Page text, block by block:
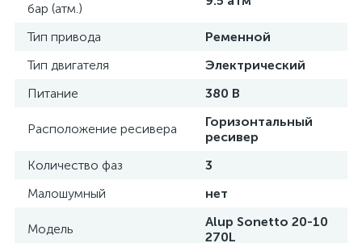
бар (атм.)
Тип привода
Ременной
Тип двигателя
Электрический
Питание
380 В
Расположение ресивера
Горизонтальный
ресивер
Количество фаз
3
Малошумный
нет
Модель
Alup Sonetto 20-10
270L